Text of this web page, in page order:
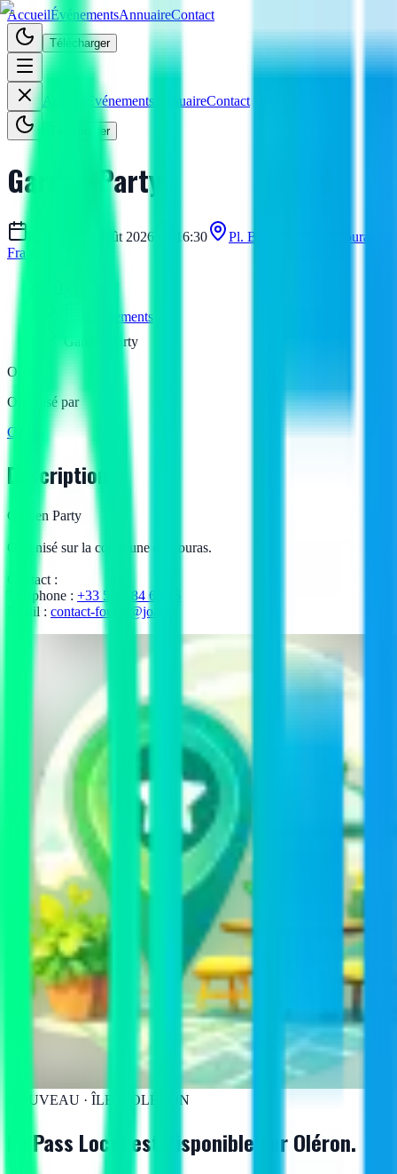
AccueilÉvénementsAnnuaireContact
Télécharger
Accueil Événements AnnuaireContact
Télécharger
Garden Party
mercredi 12 août 2026 16:30
Pl. Bugeau, 17450 Fouras,
France
Événements
Garden Party
O
Organisé par
OLEI
Description
Garden Party
Organisé sur la commune de Fouras.
Contact :
Téléphone : +33 5 46 84 63 16
Email : contact-fouras@joa.fr
NOUVEAU · ÎLE D'OLÉRON
Le Pass Local est disponible sur Oléron.